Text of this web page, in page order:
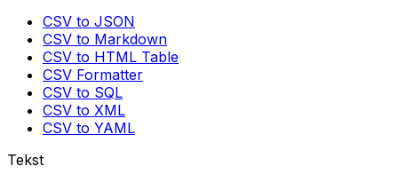
CSV to JSON
CSV to Markdown
CSV to HTML Table
CSV Formatter
CSV to SQL
CSV to XML
CSV to YAML
Tekst